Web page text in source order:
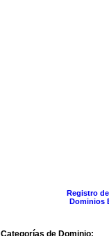
Registro
Dominios
Categorías de Dominio: